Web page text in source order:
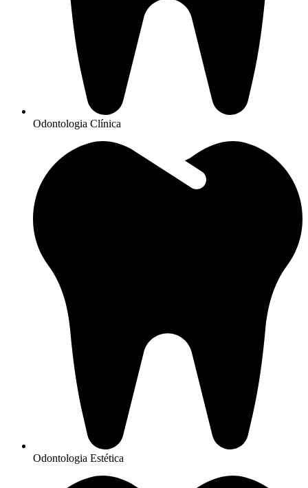
Odontologia Clínica
Odontologia Estética